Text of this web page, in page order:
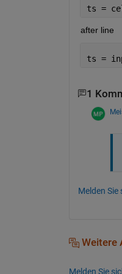
ts =
after line
ts =
1
Melden
Weitere
Melden Sie